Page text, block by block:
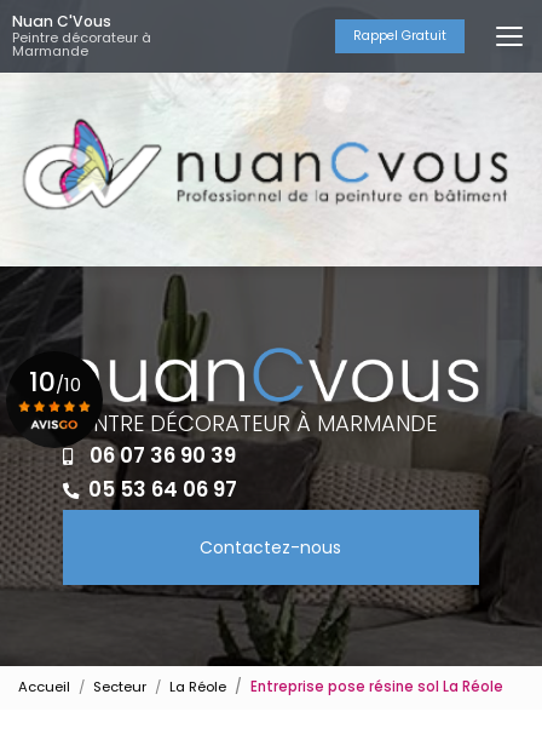
Aller
au
contenu
principal
Nuan C'Vous
Peintre décorateur à
Marmande
Rappel Gratuit
PEINTRE DÉCORATEUR À MARMANDE
06 07 36 90 39
05 53 64 06 97
Contactez-nous
10/10
Voir le certificat
Accueil Secteur La Réole Entreprise pose résine sol La Réole